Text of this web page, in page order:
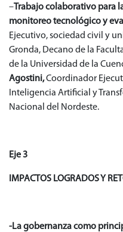
–Trabajo colaborativo para
monitoreo tecnológico y
Ejecutivo, sociedad civil y
Gronda, Decano de la
de la Universidad de la
Agostini,Coordinador
Inteligencia Artificial y
Nacional del Nordeste.
Eje 3
IMPACTOS LOGRADOS Y
-La gobernanza como